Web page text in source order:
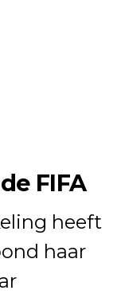
FIFA
heeft
haar